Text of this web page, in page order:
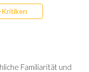
Kritiken
Familiarität und